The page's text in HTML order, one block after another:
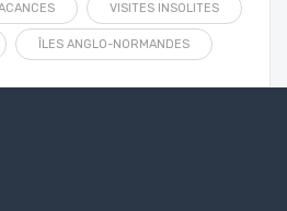
VISITES INSOLITES
ÎLES ANGLO-NORMANDES